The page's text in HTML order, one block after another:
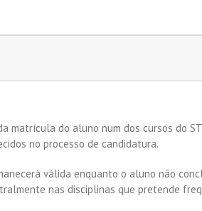
matrícula do aluno num dos cursos do
no processo de candidatura.
válida enquanto o aluno não
nas disciplinas que pretende